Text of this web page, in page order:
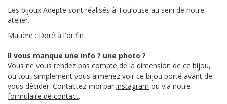
Les bijoux Adepte sont réalisés à Toulouse au sein de notre
atelier.
Matière : Doré à l'or fin
Il vous manque une info ? une photo ?
Vous ne vous rendez pas compte de la dimension de ce bijou,
ou tout simplement vous aimeriez voir ce bijou porté avant de
vous décider. Contactez-moi par instagram ou via notre
formulaire de contact.